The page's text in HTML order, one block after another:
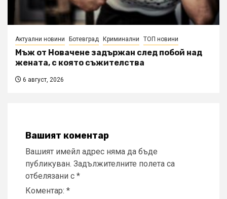
Актуални новини Ботевград Криминални ТОП новини
Мъж от Новачене задържан след побой над
жената, с която съжителства
6 август, 2026
Вашият коментар
Вашият имейл адрес няма да бъде
публикуван. Задължителните полета са
отбелязани с *
Коментар: *